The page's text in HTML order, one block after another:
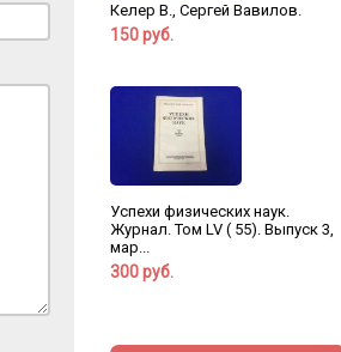
Келер В., Сергей Вавилов.
150 руб.
Успехи физических наук.
Журнал. Том LV ( 55). Выпуск 3,
мар...
300 руб.